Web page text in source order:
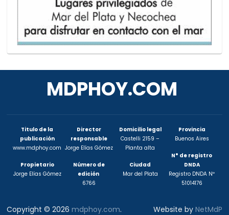
MDPHOY.COM
Titulo de la
publicación
www.mdphoy.com
Propietario
Jorge Elías Gómez
Director
responsable
Jorge Elías Gómez
Número de
edición
6766
Domicilio legal
Castelli 2159 –
Planta alta
Ciudad
Mar del Plata
Provincia
Buenos Aires
N° de registro
DNDA
Registro DNDA Nº
51014176
Copyright © 2026mdphoy.com. Website by NetMdP